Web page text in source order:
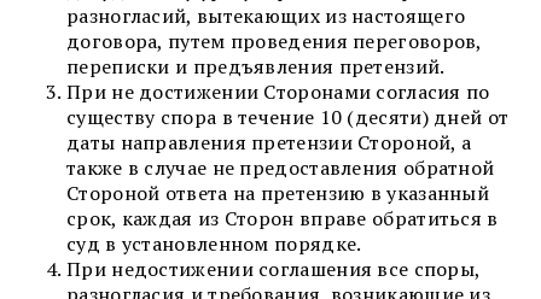
разногласий, вытекающих из настоящего
договора, путем проведения переговоров,
переписки и предъявления претензий.
При не достижении Сторонами согласия по
существу спора в течение 10 (десяти) дней от
даты направления претензии Стороной, а
также в случае не предоставления обратной
Стороной ответа на претензию в указанный
срок, каждая из Сторон вправе обратиться в
суд в установленном порядке.
При недостижении соглашения все споры,